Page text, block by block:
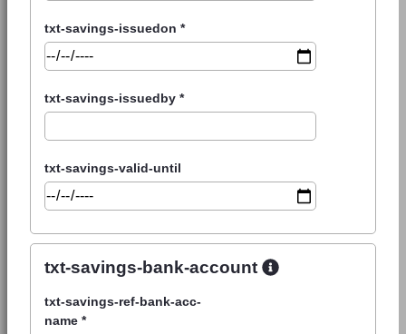
txt-savings-issuedon *
txt-savings-issuedby *
txt-savings-valid-until
txt-savings-bank-account
txt-savings-ref-bank-acc-
name *